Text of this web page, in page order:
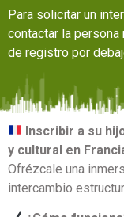
Para solicitar un
contactar la
de registro por
Inscribir a su
y cultural en
Ofrézcale una
intercambio